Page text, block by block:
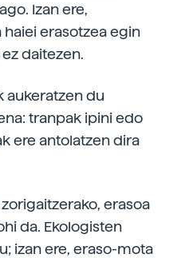
Izan ere,
erasotzea egin
daitezen.
aukeratzen du
tranpak ipini edo
ere antolatzen dira
erasoa
da. Ekologisten
izan ere, eraso-mota